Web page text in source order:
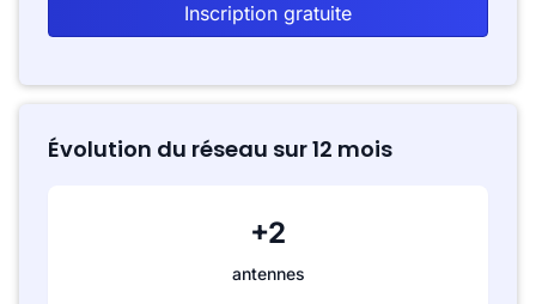
Inscription gratuite
Évolution du réseau sur 12 mois
+2
antennes